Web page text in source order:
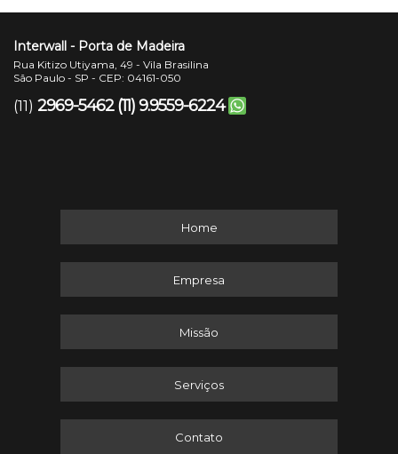
Interwall - Porta de Madeira
Rua Kitizo Utiyama, 49 - Vila Brasilina
São Paulo - SP - CEP: 04161-050
(11) 2969-5462 (11) 9.9559-6224
Home
Empresa
Missão
Serviços
Contato